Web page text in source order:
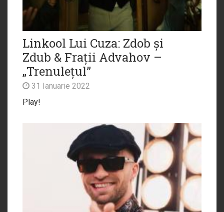
Linkool Lui Cuza: Zdob și
Zdub & Frații Advahov –
„Trenulețul”
31 Ianuarie 2022
Play!